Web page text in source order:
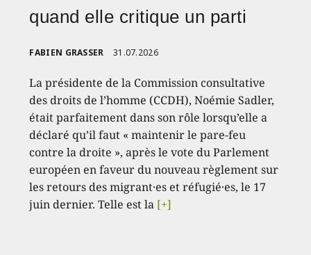
quand elle critique un parti
FABIEN GRASSER 31.07.2026
La présidente de la Commission consultative
des droits de l’homme (CCDH), Noémie Sadler,
était parfaitement dans son rôle lorsqu’elle a
déclaré qu’il faut « maintenir le pare-feu
contre la droite », après le vote du Parlement
européen en faveur du nouveau règlement sur
les retours des migrant·es et réfugié·es, le 17
juin dernier. Telle est la [+]